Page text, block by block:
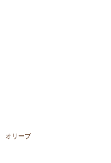
オリーブ